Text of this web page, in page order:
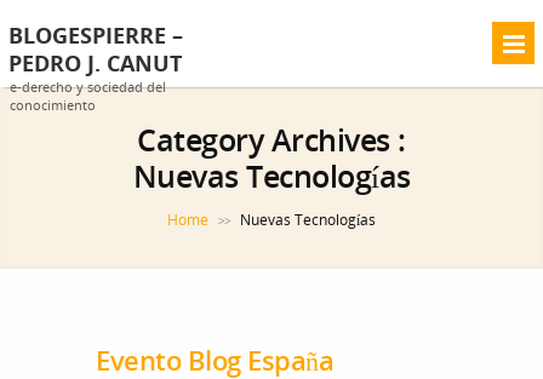
BLOGESPIERRE –
PEDRO J. CANUT
e-derecho y sociedad del
conocimiento
Category Archives :
Nuevas Tecnologías
Home >> Nuevas Tecnologías
Evento Blog España